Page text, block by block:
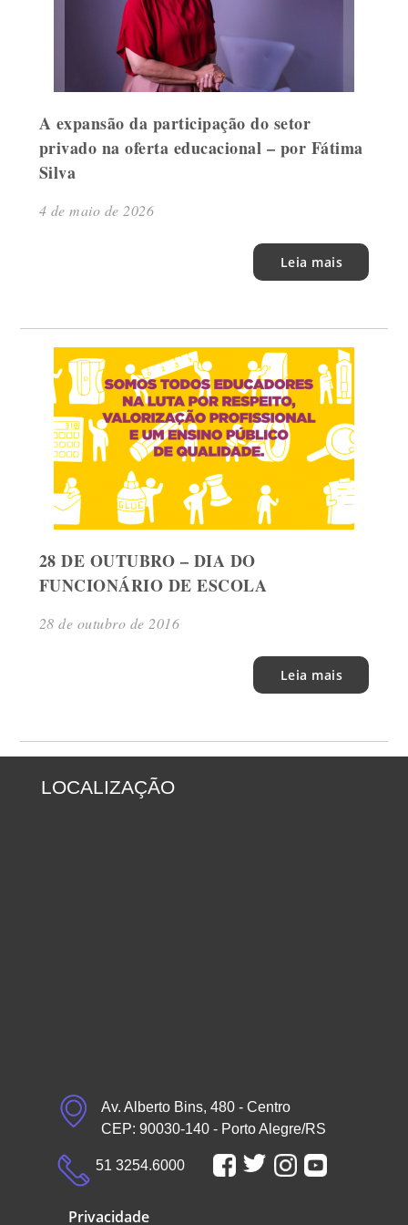
A expansão da participação do setor
privado na oferta educacional – por Fátima
Silva
4 de maio de 2026
Leia mais
28 DE OUTUBRO – DIA DO
FUNCIONÁRIO DE ESCOLA
28 de outubro de 2016
Leia mais
LOCALIZAÇÃO
Av. Alberto Bins, 480 - Centro
CEP: 90030-140 - Porto Alegre/RS
51 3254.6000
Privacidade